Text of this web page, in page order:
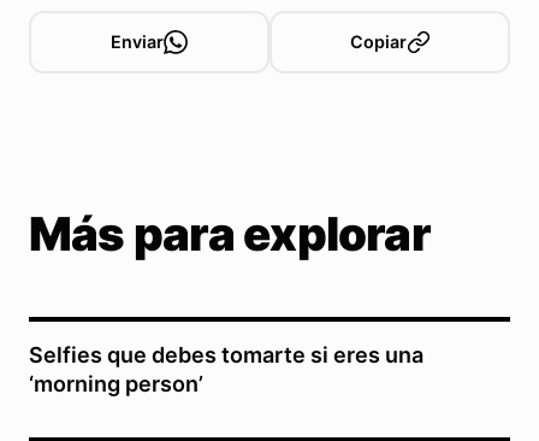
Enviar Copiar
Más para explorar
Selfies que debes tomarte si eres una
‘morning person’